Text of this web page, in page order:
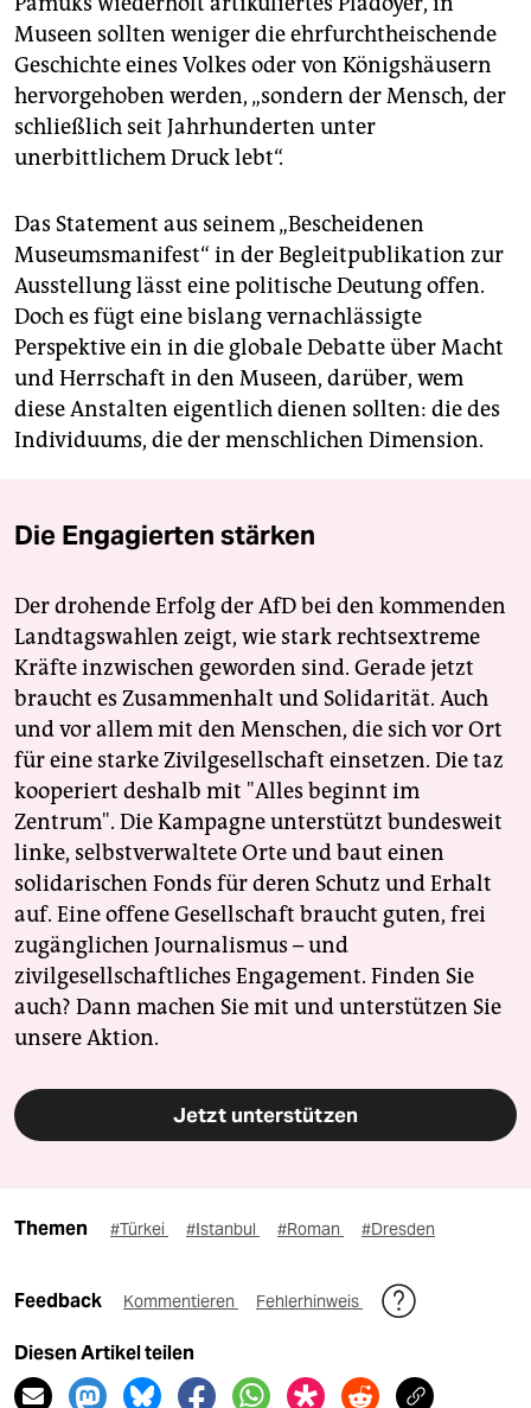
Museen sollten weniger die ehrfurchtheischende
Geschichte eines Volkes oder von Königshäusern
hervorgehoben werden, „sondern der Mensch, der
schließlich seit Jahrhunderten unter
unerbittlichem Druck lebt“.
Das Statement aus seinem „Bescheidenen
Museumsmanifest“ in der Begleitpublikation zur
Ausstellung lässt eine politische Deutung offen.
Doch es fügt eine bislang vernachlässigte
Perspektive ein in die globale Debatte über Macht
und Herrschaft in den Museen, darüber, wem
diese Anstalten eigentlich dienen sollten: die des
Individuums, die der menschlichen Dimension.
Die Engagierten stärken
Der drohende Erfolg der AfD bei den kommenden
Landtagswahlen zeigt, wie stark rechtsextreme
Kräfte inzwischen geworden sind. Gerade jetzt
braucht es Zusammenhalt und Solidarität. Auch
und vor allem mit den Menschen, die sich vor Ort
für eine starke Zivilgesellschaft einsetzen. Die taz
kooperiert deshalb mit "Alles beginnt im
Zentrum". Die Kampagne unterstützt bundesweit
linke, selbstverwaltete Orte und baut einen
solidarischen Fonds für deren Schutz und Erhalt
auf. Eine offene Gesellschaft braucht guten, frei
zugänglichen Journalismus – und
zivilgesellschaftliches Engagement. Finden Sie
auch? Dann machen Sie mit und unterstützen Sie
unsere Aktion.
Jetzt unterstützen
Themen #Türkei #Istanbul #Roman #Dresden
Feedback Kommentieren Fehlerhinweis
Diesen Artikel teilen